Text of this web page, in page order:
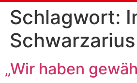
Schlagwort:
Schwarzarius
„Wir haben